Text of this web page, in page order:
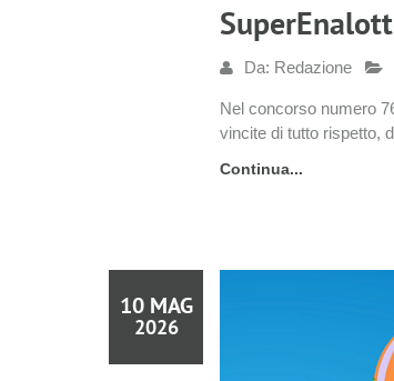
Da: Redazione
Nel concorso numero
vincite di tutto rispetto,
Continua...
10 MAG
2026